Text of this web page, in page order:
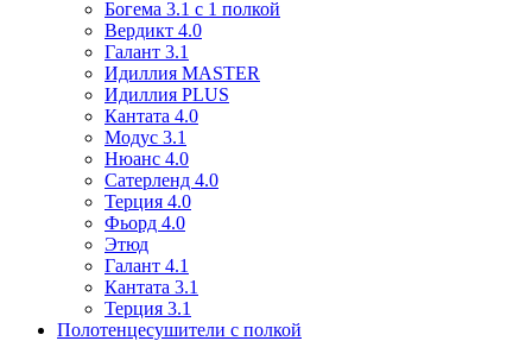
Богема 3.1 с 1 полкой
Вердикт 4.0
Галант 3.1
Идиллия MASTER
Идиллия PLUS
Кантата 4.0
Модус 3.1
Нюанс 4.0
Сатерленд 4.0
Терция 4.0
Фьорд 4.0
Этюд
Галант 4.1
Кантата 3.1
Терция 3.1
Полотенцесушители с полкой